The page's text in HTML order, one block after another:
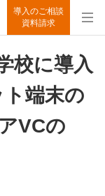
導入のご相談
資料請求
校に導入
端末の
VCの